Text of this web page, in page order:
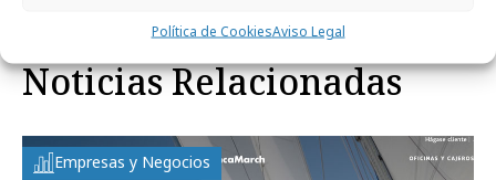
Política de CookiesAviso Legal
Noticias Relacionadas
Empresas y Negocios